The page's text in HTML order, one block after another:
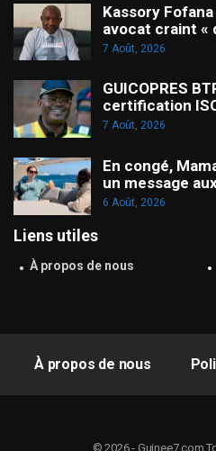
Kassory
avocat craint «
7 Août, 2026
GUICOPRES
certification
7 Août, 2026
En congé,
un message
6 Août, 2026
Liens utiles
À propos de nous
À propos de nous
© 2026 -